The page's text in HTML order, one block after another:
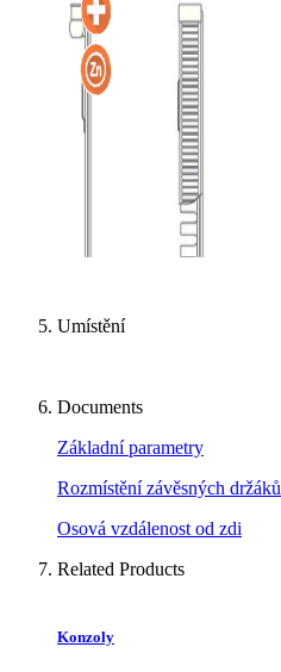
Umístění
Documents
Základní parametry
Rozmístění závěsných držáků
Osová vzdálenost od zdi
Related Products
Konzoly